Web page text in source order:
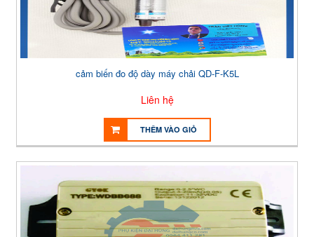
cảm biến đo độ dày máy chải QD-F-K5L
Liên hệ
THÊM VÀO GIỎ